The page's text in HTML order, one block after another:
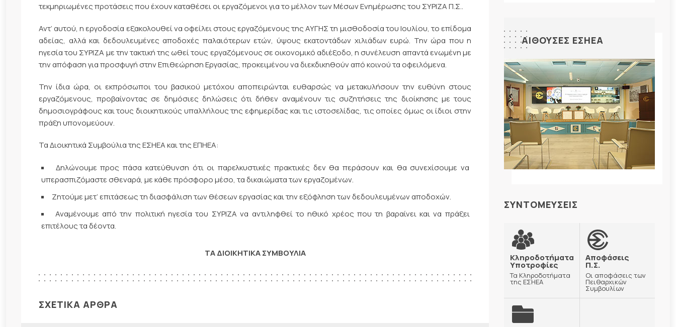
τεκμηριωμένες προτάσεις που έχουν καταθέσει οι εργαζόμενοι για το μέλλον των Μέσων Ενημέρωσης του ΣΥΡΙΖΑ Π.Σ..
Αντ’ αυτού, η εργοδοσία εξακολουθεί να οφείλει στους εργαζόμενους της ΑΥΓΗΣ τη μισθοδοσία του Ιουλίου, το επίδομα
αδείας, αλλά και δεδουλευμένες αποδοχές παλαιότερων ετών, ύψους εκατοντάδων χιλιάδων ευρώ. Την ώρα που η
ηγεσία του ΣΥΡΙΖΑ με την τακτική της ωθεί τους εργαζόμενους σε οικονομικό αδιέξοδο, η συνέλευση απαντά ενωμένη με
την απόφαση για προσφυγή στην Επιθεώρηση Εργασίας, προκειμένου να διεκδικηθούν από κοινού τα οφειλόμενα.
Την ίδια ώρα, οι εκπρόσωποι του βασικού μετόχου αποπειρώνται ευθαρσώς να μετακυλήσουν την ευθύνη στους
εργαζόμενους, προβαίνοντας σε δημόσιες δηλώσεις ότι δήθεν αναμένουν τις συζητήσεις της διοίκησης με τους
δημοσιογράφους και τους διοικητικούς υπαλλήλους της εφημερίδας και τις ιστοσελίδας, τις οποίες όμως οι ίδιοι στην
πράξη υπονομεύουν.
Τα Διοικητικά Συμβούλια της ΕΣΗΕΑ και της ΕΠΗΕΑ:
Δηλώνουμε προς πάσα κατεύθυνση ότι οι παρελκυστικές πρακτικές δεν θα περάσουν και θα συνεχίσουμε να
υπερασπιζόμαστε σθεναρά, με κάθε πρόσφορο μέσο, τα δικαιώματα των εργαζομένων.
Ζητούμε μετ’ επιτάσεως τη διασφάλιση των θέσεων εργασίας και την εξόφληση των δεδουλευμένων αποδοχών.
Αναμένουμε από την πολιτική ηγεσία του ΣΥΡΙΖΑ να αντιληφθεί το ηθικό χρέος που τη βαραίνει και να πράξει
επιτέλους τα δέοντα.
ΤΑ ΔΙΟΙΚΗΤΙΚΑ ΣΥΜΒΟΥΛΙΑ
ΣΧΕΤΙΚΑ ΑΡΘΡΑ
ΑΙΘΟΥΣΕΣ ΕΣΗΕΑ
ΣΥΝΤΟΜΕΥΣΕΙΣ
Κληροδοτήματα
Υποτροφίες
Τα Κληροδοτήματα
της ΕΣΗΕΑ
Αποφάσεις
Π.Σ.
Οι αποφάσεις των
Πειθαρχικών
Συμβουλίων